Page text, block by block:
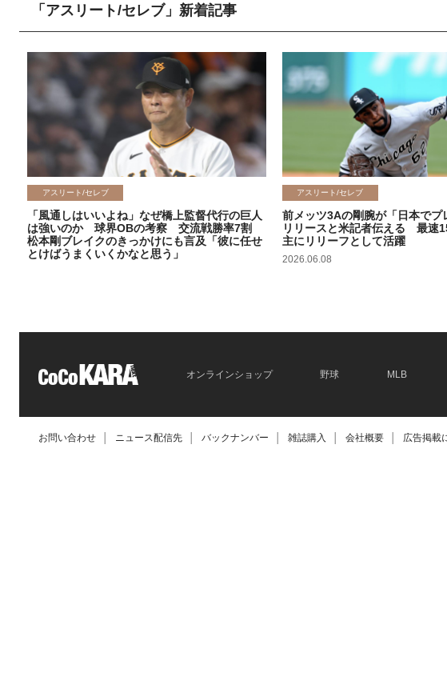
「アスリート/セレブ」新着記事
アスリート/セレブ
「風通しはいいよね」なぜ橋上監督代行の巨人
は強いのか 球界OBの考察 交流戦勝率7割
松本剛ブレイクのきっかけにも言及「彼に任せ
とけばうまくいくかなと思う」
アスリート/セレブ
前メッツ3Aの剛腕が「日本でプ
リリースと米記者伝える 最速
主にリリーフとして活躍
2026.06.08
オンラインショップ 野球 MLB
お問い合わせ ニュース配信先 バックナンバー 雑誌購入 会社概要 広告掲載